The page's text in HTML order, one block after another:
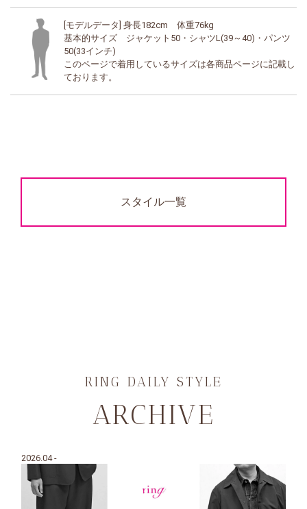
[モデルデータ] 身長182cm 体重76kg
基本的サイズ ジャケット50・シャツL(39～40)・パンツ
50(33インチ)
このページで着用しているサイズは各商品ページに記載し
ております。
スタイル一覧
RING DAILY STYLE
ARCHIVE
2026.04 -